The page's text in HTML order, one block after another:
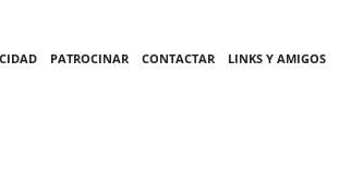
PATROCINAR CONTACTAR LINKS Y AMIGOS